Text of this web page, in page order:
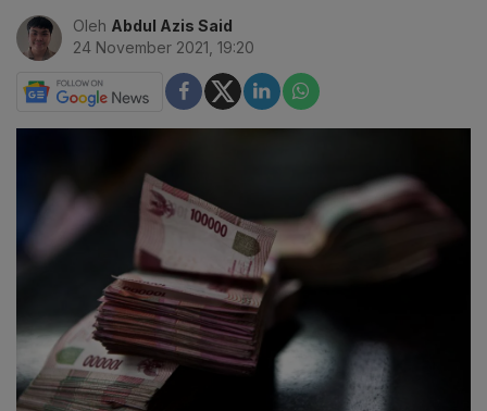
Oleh Abdul Azis Said
24 November 2021, 19:20